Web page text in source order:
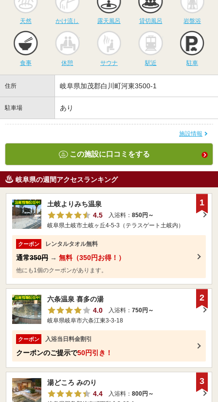
天然 かけ流し 露天風呂 貸切風呂 岩盤浴
食事 休憩
サウナ
サウナ 駅近 駐車
住所 岐阜県加茂郡白川町河東3500-1
駐車場 あり
施設情報
この施設に口コミをする
岐阜県の週間アクセスランキング
土岐よりみち温泉
4.5
入浴料： 850円～
岐阜県土岐市土岐ヶ丘4-5-3（テラスゲート土岐内）
クーポン レンタルタオル無料
通常350円 → 無料（350円お得！）
他にも1個のクーポンがあります。
1
六条温泉 喜多の湯
4.0
入浴料： 750円～
岐阜県岐阜市六条江東3-3-18
クーポン 入浴当日料金割引
クーポンのご提示で50円引き！
2
湯どころ みのり
4.4
入浴料： 800円～
3